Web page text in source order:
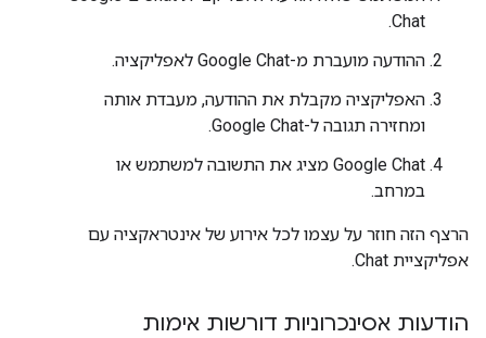
Chat.
ההודעה מועברת מ-Google Chat לאפליקציה.
האפליקציה מקבלת את ההודעה, מעבדת אותה
ומחזירה תגובה ל-Google Chat.
‫Google Chat מציג את התשובה למשתמש או
במרחב.
הרצף הזה חוזר על עצמו לכל אירוע של אינטראקציה עם
אפליקציית Chat.
הודעות אסינכרוניות דורשות אימות